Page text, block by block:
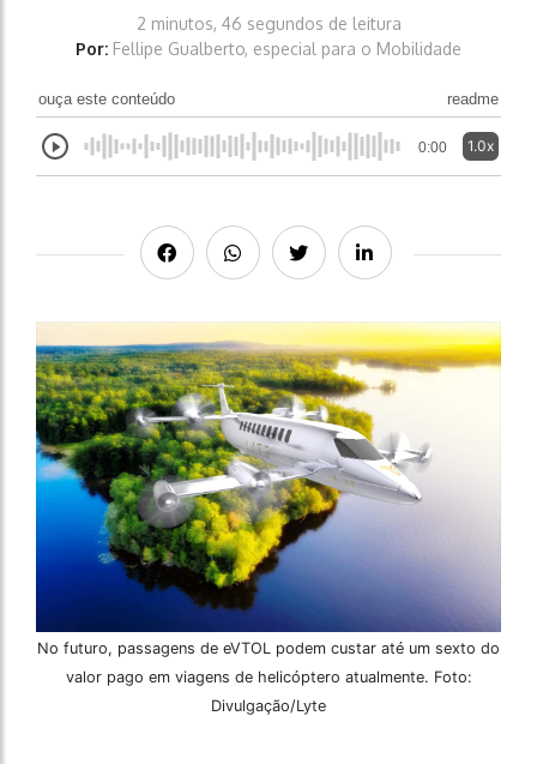
2 minutos, 46 segundos de leitura
Por: Fellipe Gualberto, especial para o Mobilidade
ouça este conteúdo readme
0:00 1.0x
No futuro, passagens de eVTOL podem custar até um sexto do
valor pago em viagens de helicóptero atualmente. Foto:
Divulgação/Lyte